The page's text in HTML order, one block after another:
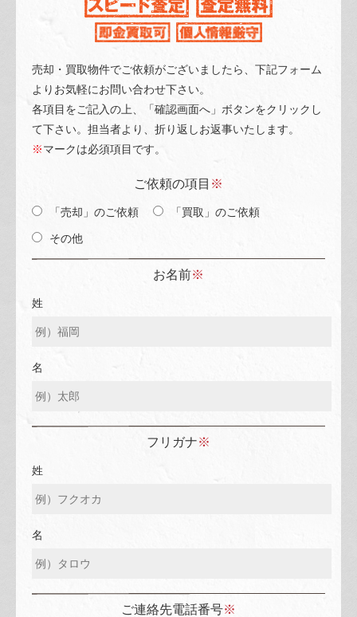
売却・買取物件でご依頼がございましたら、下記フォーム
よりお気軽にお問い合わせ下さい。
各項目をご記入の上、「確認画面へ」ボタンをクリックし
て下さい。担当者より、折り返しお返事いたします。
※マークは必須項目です。
ご依頼の項目 ※
「売却」のご依頼 「買取」のご依頼
その他
お名前※
姓
名
フリガナ※
姓
名
ご連絡先電話番号※